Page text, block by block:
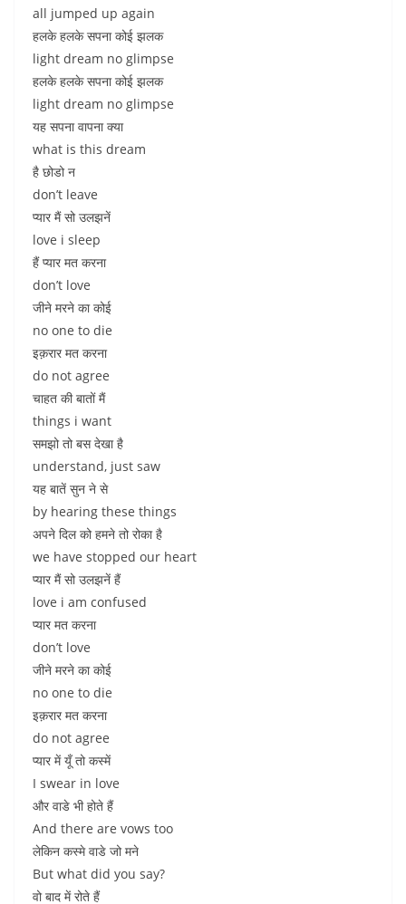
all jumped up again
हलके हलके सपना कोई झलक
light dream no glimpse
हलके हलके सपना कोई झलक
light dream no glimpse
यह सपना वापना क्या
what is this dream
है छोडो न
don’t leave
प्यार मैं सो उलझनें
love i sleep
हैं प्यार मत करना
don’t love
जीने मरने का कोई
no one to die
इक़रार मत करना
do not agree
चाहत की बातों मैं
things i want
समझो तो बस देखा है
understand, just saw
यह बातें सुन ने से
by hearing these things
अपने दिल को हमने तो रोका है
we have stopped our heart
प्यार मैं सो उलझनें हैं
love i am confused
प्यार मत करना
don’t love
जीने मरने का कोई
no one to die
इक़रार मत करना
do not agree
प्यार में यूँ तो कस्में
I swear in love
और वाडे भी होते हैं
And there are vows too
लेकिन कस्मे वाडे जो मने
But what did you say?
वो बाद में रोते हैं